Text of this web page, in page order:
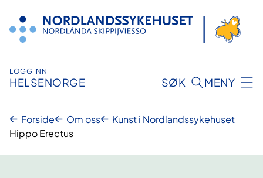
innhold
LOGG INN
HELSENORGE SØK MENY
Forside Om oss
Kunst i Nordlandssykehuset
Hippo Erectus